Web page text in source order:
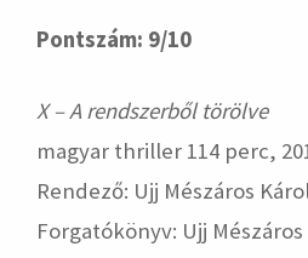
Pontszám: 9/10
X – A rendszerből törölve
magyar thriller 114 perc,
Rendező: Ujj Mészáros
Forgatókönyv: Ujj